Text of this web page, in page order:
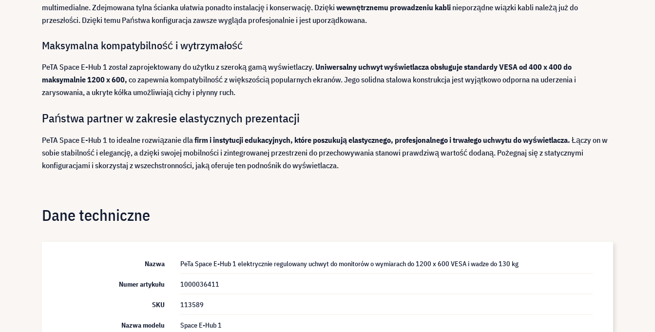
multimedialne. Zdejmowana tylna ścianka ułatwia ponadto instalację i konserwację. Dzięki wewnętrznemu prowadzeniu kabli nieporządne wiązki kabli należą już do
przeszłości. Dzięki temu Państwa konfiguracja zawsze wygląda profesjonalnie i jest uporządkowana.
Maksymalna kompatybilność i wytrzymałość
PeTA Space E-Hub 1 został zaprojektowany do użytku z szeroką gamą wyświetlaczy. Uniwersalny uchwyt wyświetlacza obsługuje standardy VESA od 400 x 400 do
maksymalnie 1200 x 600, co zapewnia kompatybilność z większością popularnych ekranów. Jego solidna stalowa konstrukcja jest wyjątkowo odporna na uderzenia i
zarysowania, a ukryte kółka umożliwiają cichy i płynny ruch.
Państwa partner w zakresie elastycznych prezentacji
PeTA Space E-Hub 1 to idealne rozwiązanie dlafirm i instytucji edukacyjnych, które poszukują elastycznego, profesjonalnego i trwałego uchwytu do wyświetlacza. Łączy on w
sobie stabilność i elegancję, a dzięki swojej mobilności i zintegrowanej przestrzeni do przechowywania stanowi prawdziwą wartość dodaną. Pożegnaj się z statycznymi
konfiguracjami i skorzystaj z wszechstronności, jaką oferuje ten podnośnik do wyświetlacza.
Dane techniczne
Nazwa PeTa Space E-Hub 1 elektrycznie regulowany uchwyt do monitorów o wymiarach do 1200 x 600 VESA i wadze do 130 kg
Numer artykułu 1000036411
SKU 113589
Nazwa modelu Space E-Hub 1